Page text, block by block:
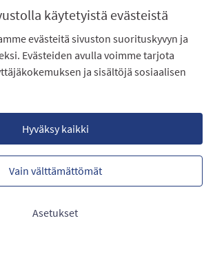
käytetyistä evästeistä
evästeitä sivuston suorituskyvyn ja
Evästeiden avulla voimme tarjota
ja sisältöjä sosiaalisen
Hyväksy kaikki
Vain välttämättömät
Asetukset
NÄYTÄ IDEA
ja leikkikentän
Peräseinäjoella
ja uusia...